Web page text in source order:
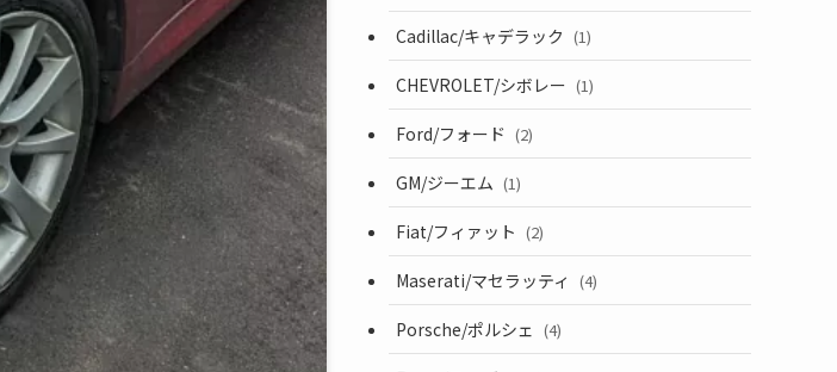
Cadillac/キャデラック (1)
CHEVROLET/シボレー (1)
Ford/フォード (2)
GM/ジーエム (1)
Fiat/フィァット (2)
Maserati/マセラッティ (4)
Porsche/ポルシェ (4)